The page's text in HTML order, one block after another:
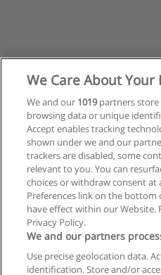
Página
Reglas
We Care About Your
We and our 1019partners store
browsing data or unique
Accept enables tracking
shown under we and our
trackers are disabled, some
relevant to you. You can
choices or withdraw consent at
Preferences link on the bottom
have effect within our Website.
Privacy Policy.
We and our partners
Use precise geolocation data.
identification. Store and/or